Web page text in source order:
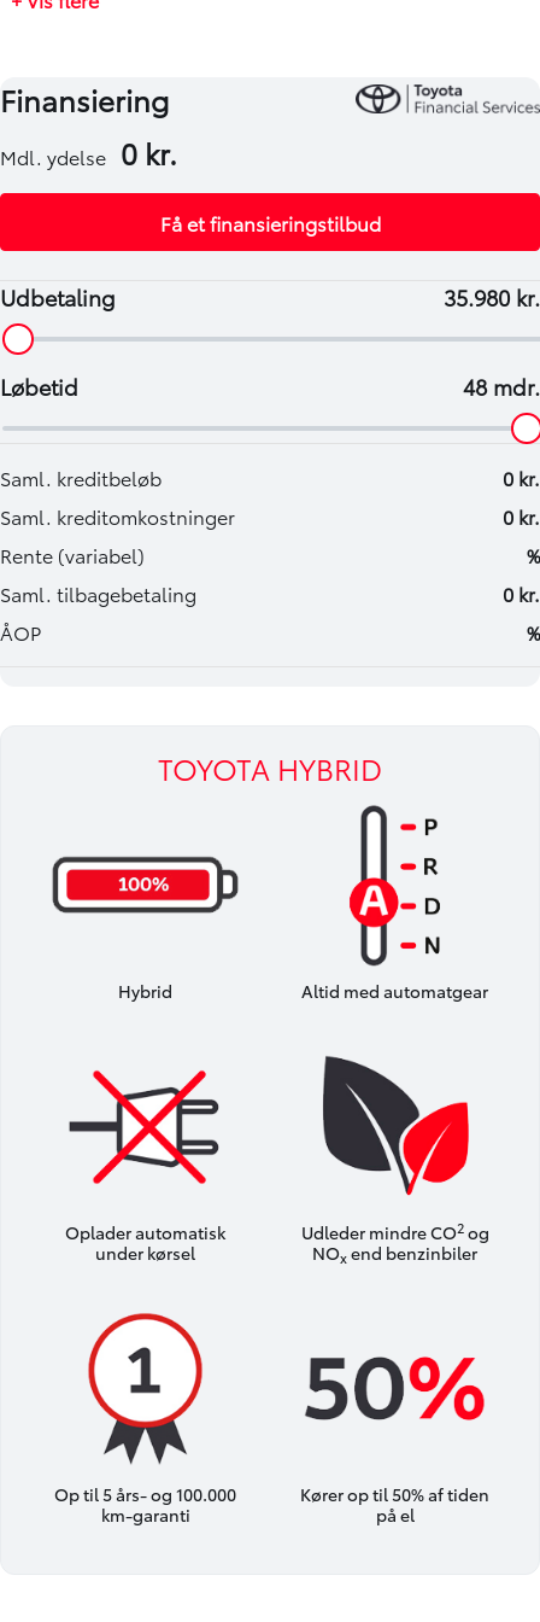
450 kg
TOYOTA HYBRID
Hybrid Altid med automatgear
Oplader automatisk
under kørsel
Udleder mindre CO2og
NOxend benzinbiler
Op til 5 års- og 100.000
km-garanti
Kører op til 50% af tiden
på el